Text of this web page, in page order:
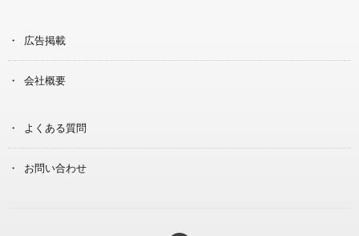
広告掲載
会社概要
よくある質問
お問い合わせ